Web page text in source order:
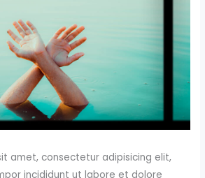
amet, consectetur adipisicing elit,
incididunt ut labore et dolore